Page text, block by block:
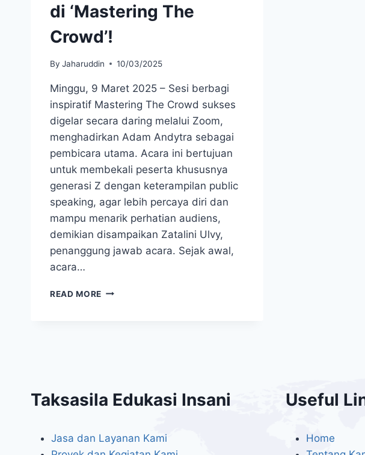
di ‘Mastering The
Crowd’!
By Jaharuddin 10/03/2025
Minggu, 9 Maret 2025 – Sesi berbagi
inspiratif Mastering The Crowd sukses
digelar secara daring melalui Zoom,
menghadirkan Adam Andytra sebagai
pembicara utama. Acara ini bertujuan
untuk membekali peserta khususnya
generasi Z dengan keterampilan public
speaking, agar lebih percaya diri dan
mampu menarik perhatian audiens,
demikian disampaikan Zatalini Ulvy,
penanggung jawab acara. Sejak awal,
acara…
READ MORE
Taksasila Edukasi Insani
Jasa dan Layanan Kami
Useful
Home